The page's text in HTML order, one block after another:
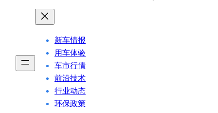
新车情报
用车体验
车市行情
前沿技术
行业动态
环保政策